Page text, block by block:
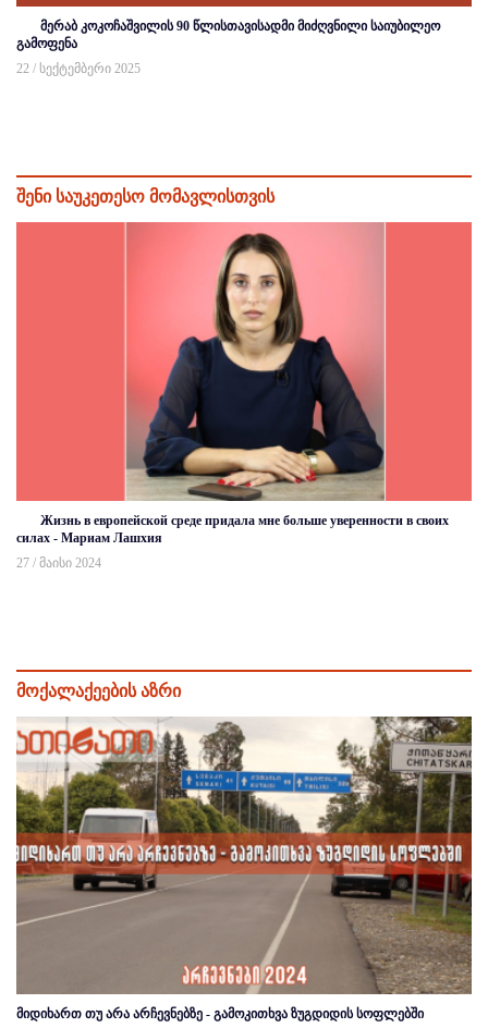
მერაბ კოკოჩაშვილის 90 წლისთავისადმი მიძღვნილი საიუბილეო
გამოფენა
22 / სექტემბერი 2025
შენი საუკეთესო მომავლისთვის
Жизнь в европейской среде придала мне больше уверенности в своих
силах - Мариам Лашхия
27 / მაისი 2024
მოქალაქეების აზრი
მიდიხართ თუ არა არჩევნებზე - გამოკითხვა ზუგდიდის სოფლებში